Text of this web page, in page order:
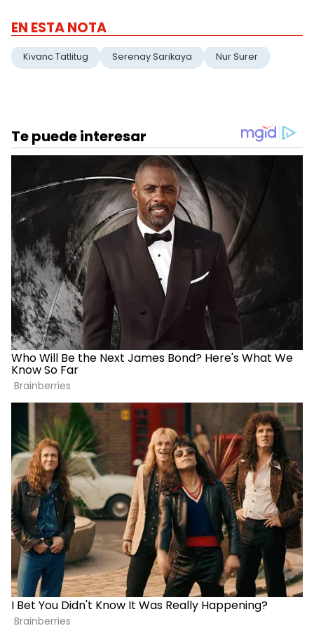
EN ESTA NOTA
Kivanc Tatlitug Serenay Sarikaya Nur Surer